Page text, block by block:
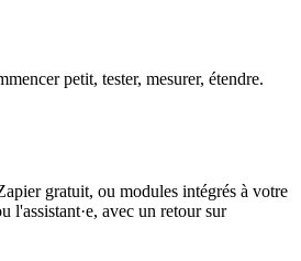
petit, tester, mesurer, étendre.
gratuit, ou modules intégrés à votre
l'assistant·e, avec un retour sur